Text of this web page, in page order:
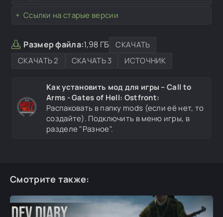
Ссылки на старые версии
Размер файла:1,98 ГБ
СКАЧАТЬ
СКАЧАТЬ 2
СКАЧАТЬ 3 ИСТОЧНИК
Как установить мод для игры – Call to
Arms - Gates of Hell: Ostfront:
Распаковать в папку mods (если её нет, то
создайте). Подключить в меню игры, в
разделе "Разное".
Смотрите также: